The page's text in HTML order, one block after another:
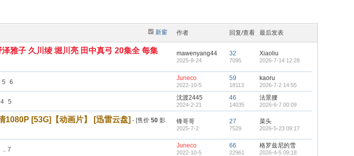
新窗 作者 回复/查看 最后发表
雅子 久川绫 堀川亮 田中真弓 20集全 每集
mawenyang44
2025-8-24
32
7095
Xiaoliu
2026-7-14 12:28
5 6
Juneco
2022-10-5
59
18113
kaoru
2026-7-2 14:55
4 5
沈渡2445
2024-2-21
46
14035
法景腰
2026-6-7 00:09
1080P [53G]【动画片】 [迅雷云盘] - [售价 50 影
锋哥哥
2025-7-2
27
7529
菜头
2026-5-23 09:17
.. 7
Juneco
2022-10-5
66
22961
格罗兹尼的雪
2026-4-5 09:18